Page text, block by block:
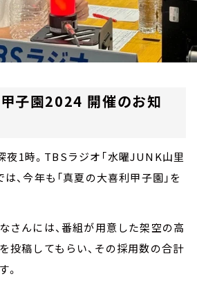
子園2024 開催のお知
夜1時。TBSラジオ「水曜JUNK山里
、今年も「真夏の大喜利甲子園」を
さんには、番組が用意した架空の高
投稿してもらい、その採用数の合計
。